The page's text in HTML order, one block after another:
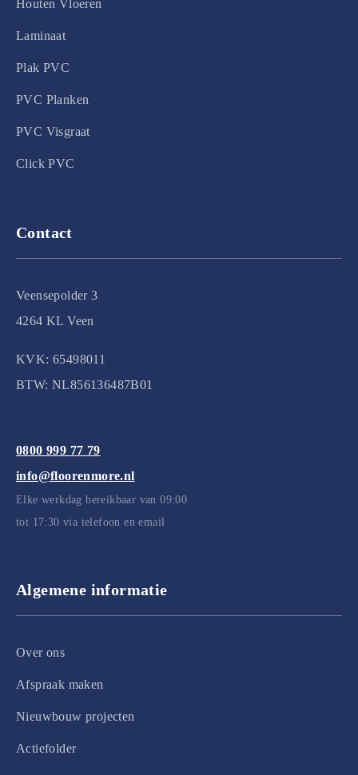
Houten Vloeren
Laminaat
Plak PVC
PVC Planken
PVC Visgraat
Click PVC
Contact
Veensepolder 3
4264 KL Veen
KVK: 65498011
BTW: NL856136487B01
0800 999 77 79
info@floorenmore.nl
Elke werkdag bereikbaar van 09:00
tot 17:30 via telefoon en email
Algemene informatie
Over ons
Afspraak maken
Nieuwbouw projecten
Actiefolder